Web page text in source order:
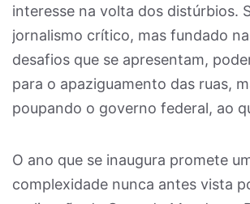
interesse na volta dos distúrbios.
jornalismo crítico, mas fundado
desafios que se apresentam,
para o apaziguamento das ruas,
poupando o governo federal, ao
O ano que se inaugura promete
complexidade nunca antes vista